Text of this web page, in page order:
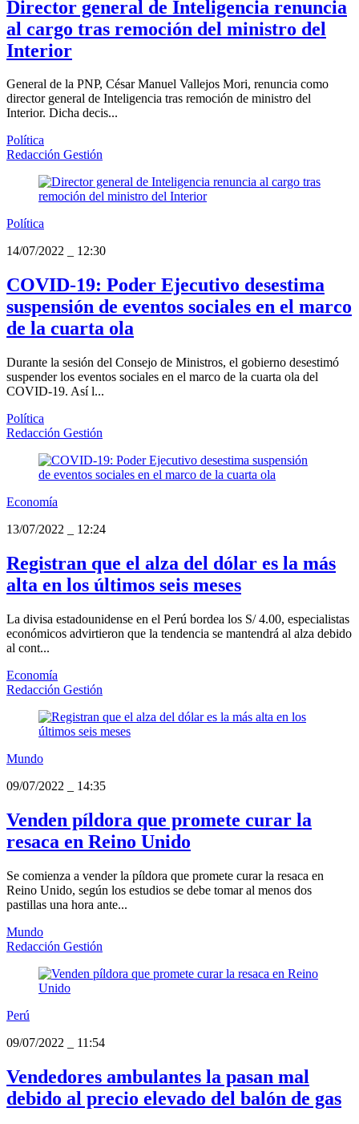
Director general de Inteligencia renuncia
al cargo tras remoción del ministro del
Interior
General de la PNP, César Manuel Vallejos Mori, renuncia como
director general de Inteligencia tras remoción de ministro del
Interior. Dicha decis...
Política
Redacción Gestión
Política
14/07/2022
12:30
COVID-19: Poder Ejecutivo desestima
suspensión de eventos sociales en el marco
de la cuarta ola
Durante la sesión del Consejo de Ministros, el gobierno desestimó
suspender los eventos sociales en el marco de la cuarta ola del
COVID-19. Así l...
Política
Redacción Gestión
Economía
13/07/2022
12:24
Registran que el alza del dólar es la más
alta en los últimos seis meses
La divisa estadounidense en el Perú bordea los S/ 4.00, especialistas
económicos advirtieron que la tendencia se mantendrá al alza debido
al cont...
Economía
Redacción Gestión
Mundo
09/07/2022
14:35
Venden píldora que promete curar la
resaca en Reino Unido
Se comienza a vender la píldora que promete curar la resaca en
Reino Unido, según los estudios se debe tomar al menos dos
pastillas una hora ante...
Mundo
Redacción Gestión
Perú
09/07/2022
11:54
Vendedores ambulantes la pasan mal
debido al precio elevado del balón de gas